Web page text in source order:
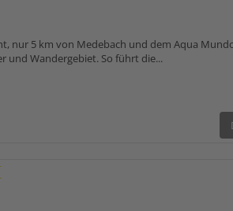
nur 5 km von Medebach und dem Aqua
und Wandergebiet. So führt die...